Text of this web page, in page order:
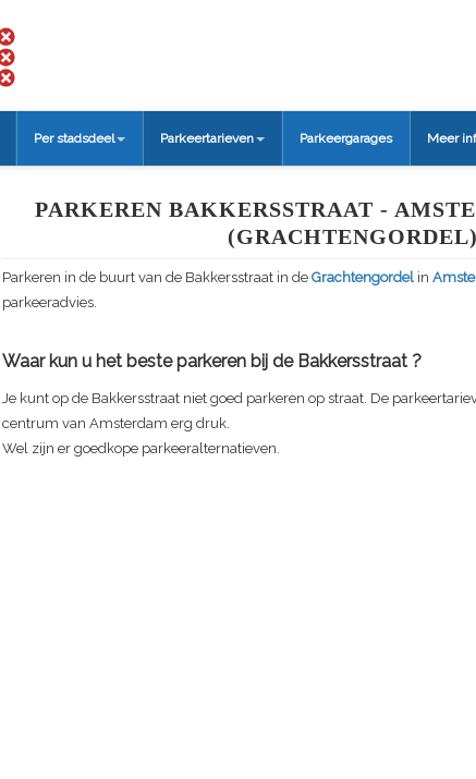
Per stadsdeel Parkeertarieven Parkeergarages Meer
PARKEREN BAKKERSSTRAAT -
(GRACHTENGORDEL)
Parkeren in de buurt van de Bakkersstraat in de Grachtengordel in
parkeeradvies.
Waar kun u het beste parkeren bij de Bakkersstraat ?
Je kunt op de Bakkersstraat niet goed parkeren op straat. De
centrum van Amsterdam erg druk.
Wel zijn er goedkope parkeeralternatieven.